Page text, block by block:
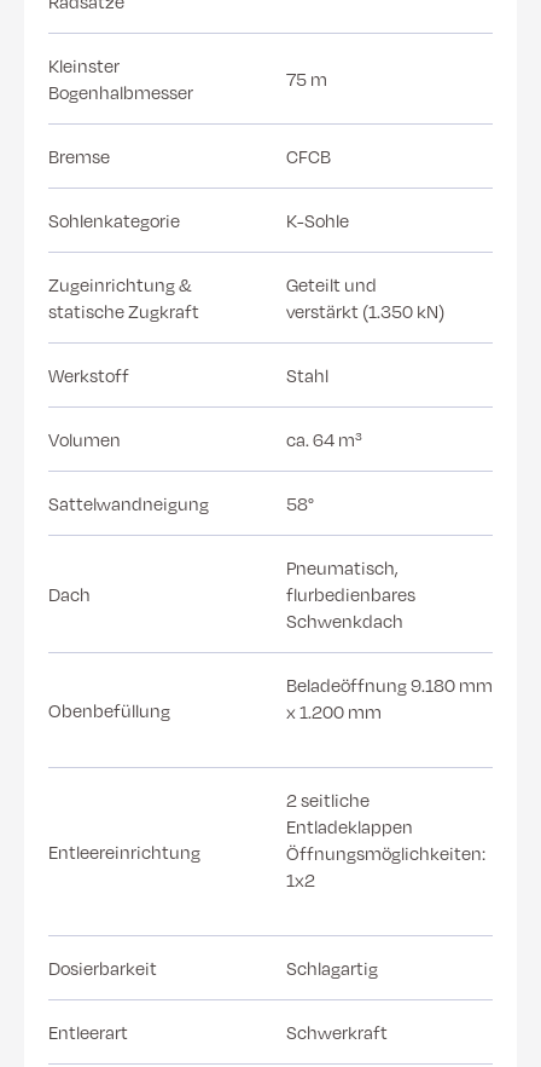
Kleinster
Bogenhalbmesser
75 m
Bremse CFCB
Sohlenkategorie K-Sohle
Zugeinrichtung &
statische Zugkraft
Geteilt und
verstärkt (1.350 kN)
Werkstoff Stahl
Volumen ca. 64 m³
Sattelwandneigung 58°
Dach
Pneumatisch,
flurbedienbares
Schwenkdach
Obenbefüllung
Beladeöffnung 9.180 mm
x 1.200 mm
Entleereinrichtung
2 seitliche
Entladeklappen
Öffnungsmöglichkeiten:
1x2
Dosierbarkeit Schlagartig
Entleerart Schwerkraft